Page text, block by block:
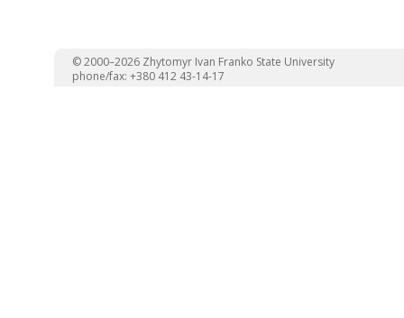
© 2000–2026 Zhytomyr Ivan Franko State University
phone/fax: +380 412 43-14-17